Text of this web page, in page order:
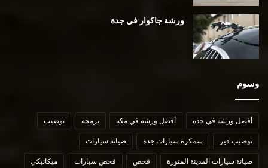
ورشة جاكوار في جدة
وسوم
أفضل ورشة في جدة أفضل ورشة في مكة برمجة توضيب
توضيب قير سمكرة سيارات جدة صيانة سيارات
صيانة سيارات المدينة المنورة فحص فحص سيارات ميكانيكي